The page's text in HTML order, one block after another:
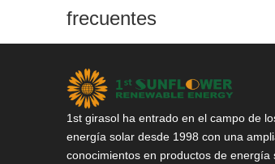
frecuentes
1st girasol ha entrado en el campo de
energía solar desde 1998 con una
conocimientos en productos de energía